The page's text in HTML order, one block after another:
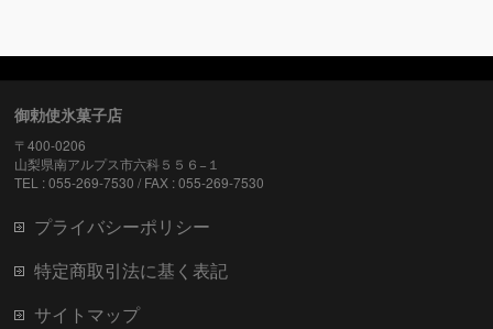
御勅使氷菓子店
〒400-0206
山梨県南アルプス市六科５５６−１
TEL : 055-269-7530 / FAX : 055-269-7530
プライバシーポリシー
特定商取引法に基く表記
サイトマップ